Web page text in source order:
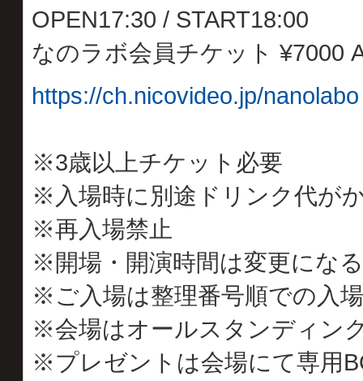
OPEN17:30 / START18:00
なのラボ会員チケット ¥7000
https://ch.nicovideo.jp/nanolabo
※3歳以上チケット必要
※入場時に別途ドリンク代が
※再入場禁止
※開場・開演時間は変更にな
※ご入場は整理番号順での入
※会場はオールスタンディン
※プレゼントは会場にて専用